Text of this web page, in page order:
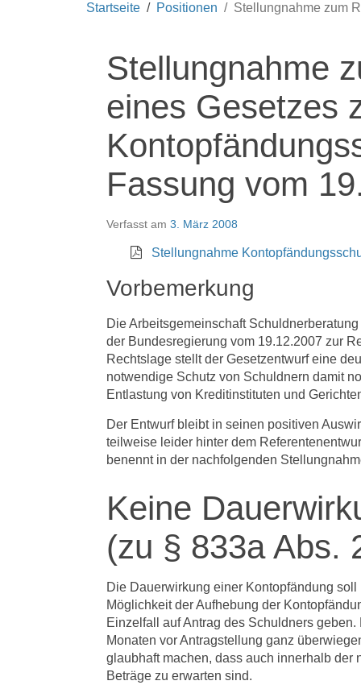
Startseite Positionen Stellungnahme zum
Stellungnahme
eines Gesetzes
Fassung vom
Verfasst am 3. März 2008
Stellungnahme
Vorbemerkung
Die Arbeitsgemeinschaft
der Bundesregierung vom 19.12.2007 zur
Rechtslage stellt der Gesetzentwurf eine
notwendige Schutz von Schuldnern damit
Entlastung von Kreditinstituten und
Der Entwurf bleibt in seinen positiven
teilweise leider hinter dem
benennt in der nachfolgenden
Keine
(zu § 833a Abs.
Die Dauerwirkung einer Kontopfändung
Möglichkeit der Aufhebung der
Einzelfall auf Antrag des Schuldners
Monaten vor Antragstellung ganz
glaubhaft machen, dass auch innerhalb der
Beträge zu erwarten sind.